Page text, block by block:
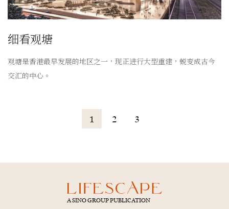
细看观塘
观塘是香港最早发展的地区之一，现正进行大型重建，蜕变成古今
交汇的中心。
1 2 3
A SINO GROUP PUBLICATION